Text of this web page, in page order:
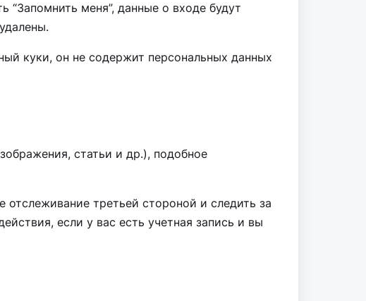
“Запомнить меня”, данные о входе будут
куки, он не содержит персональных данных
статьи и др.), подобное
отслеживание третьей стороной и следить за
если у вас есть учетная запись и вы